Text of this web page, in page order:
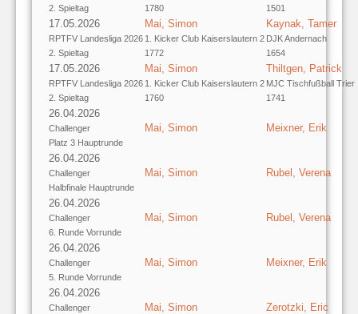
2. Spieltag
1780
1501
17.05.2026
RPTFV Landesliga 2026
2. Spieltag
Mai, Simon
1. Kicker Club Kaiserslautern 2
1772
Kaynak, Tamer
DJK Andernach
1654
17.05.2026
RPTFV Landesliga 2026
2. Spieltag
Mai, Simon
1. Kicker Club Kaiserslautern 2
1760
Thiltgen, Patrick
MJC Tischfußball Trier
1741
26.04.2026
Challenger
Platz 3 Hauptrunde
Mai, Simon Meixner, Erik
26.04.2026
Challenger
Halbfinale Hauptrunde
Mai, Simon Rubel, Verena
26.04.2026
Challenger
6. Runde Vorrunde
Mai, Simon Rubel, Verena
26.04.2026
Challenger
5. Runde Vorrunde
Mai, Simon Meixner, Erik
26.04.2026
Challenger
Mai, Simon Zerotzki, Eric